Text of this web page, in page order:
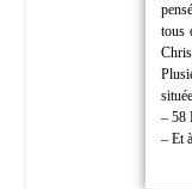
tous
– 58
– Et